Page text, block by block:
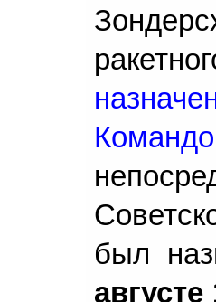
был
августе